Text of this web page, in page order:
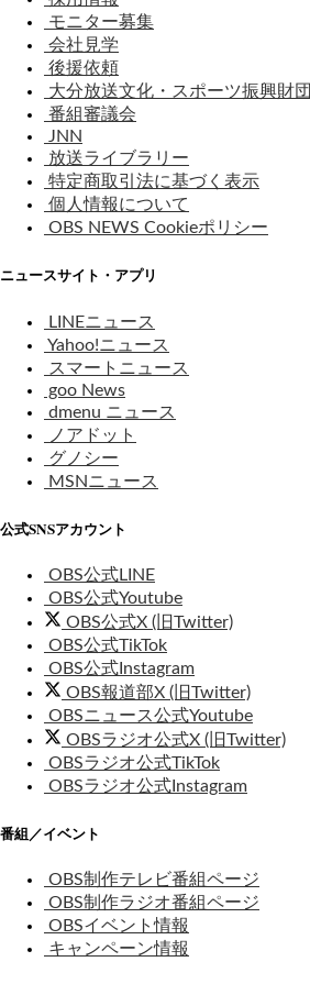
モニター募集
会社見学
後援依頼
大分放送文化・スポーツ振興財団
番組審議会
JNN
放送ライブラリー
特定商取引法に基づく表示
個人情報について
OBS NEWS Cookieポリシー
ニュースサイト・アプリ
LINEニュース
Yahoo!ニュース
スマートニュース
goo News
dmenu ニュース
ノアドット
グノシー
MSNニュース
公式SNSアカウント
OBS公式LINE
OBS公式Youtube
OBS公式X (旧Twitter)
OBS公式TikTok
OBS公式Instagram
OBS報道部X (旧Twitter)
OBSニュース公式Youtube
OBSラジオ公式X (旧Twitter)
OBSラジオ公式TikTok
OBSラジオ公式Instagram
番組／イベント
OBS制作テレビ番組ページ
OBS制作ラジオ番組ページ
OBSイベント情報
キャンペーン情報